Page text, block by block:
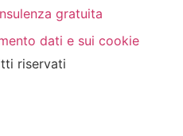
gratuita
dati e sui cookie
riservati